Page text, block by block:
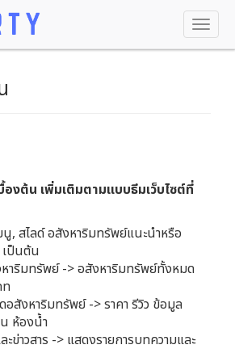
องต้น เพิ่มเติมตามแบบธีมเว็บไซต์ที่
, สไลด์ อสังหาริมทรัพย์แนะนำหรือ
ป็นต้น
าริมทรัพย์ -> อสังหาริมทรัพย์ทั้งหมด
อสังหาริมทรัพย์ -> ราคา รีวิว ข้อมูล
ห้องน้ำ
ข่าวสาร -> แสดงรายการบทความและ